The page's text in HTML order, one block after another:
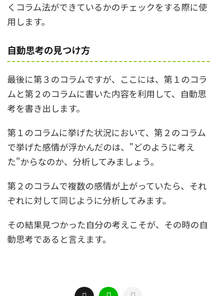
くコラム法ができているかのチェックをする際に使
用します。
自動思考の見つけ方
最後に第３のコラムですが、ここには、第１のコラ
ムと第２のコラムに書いた内容を利用して、自動思
考を書き出します。
第１のコラムに挙げた状況において、第２のコラム
で挙げた感情が浮かんだのは、"どのように考え
た"からなのか、分析してみましょう。
第２のコラムで複数の感情が上がっていたら、それ
ぞれに対して同じように分析してみます。
その結果見つかった自分の考えこそが、その時の自
動思考であると言えます。